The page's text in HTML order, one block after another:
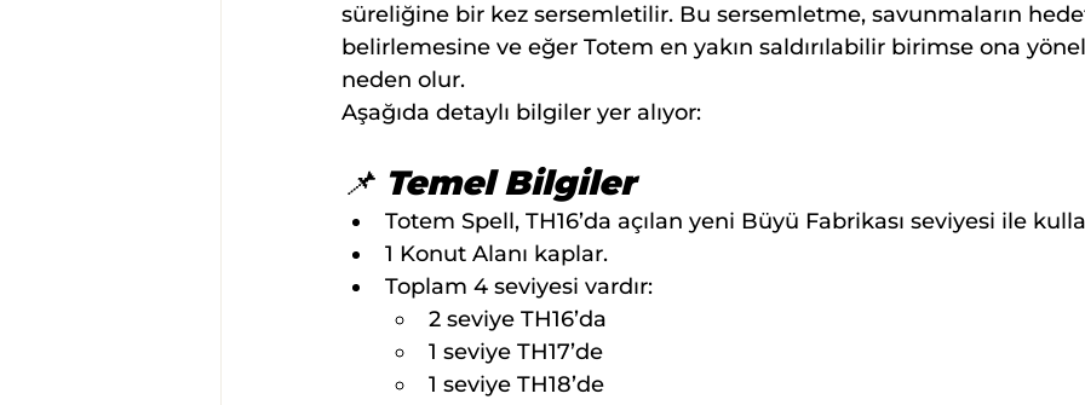
süreliğine bir kez sersemletilir. Bu sersemletme, savunmaların
belirlemesine ve eğer Totem en yakın saldırılabilir birimse ona
neden olur.
Aşağıda detaylı bilgiler yer alıyor:
📌 Temel Bilgiler
Totem Spell, TH16’da açılan yeni Büyü Fabrikası seviyesi ile
1 Konut Alanı kaplar.
Toplam 4 seviyesi vardır:
2 seviye TH16’da
1 seviye TH17’de
1 seviye TH18’de